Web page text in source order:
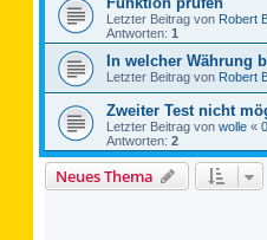
Letzter Beitrag von Robert
Antworten: 1
In welcher Währung
Letzter Beitrag von Robert
Zweiter Test nicht
Letzter Beitrag von wolle «
Antworten: 2
Neues Thema